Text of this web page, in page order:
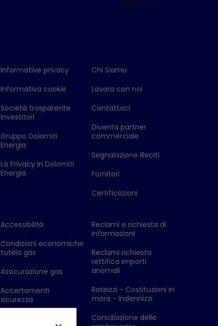
Informative privacy
Informativa cookie
Società trasparente
Investitori
Gruppo Dolomiti
Energia
La Privacy in Dolomiti
Energia
Chi Siamo
Lavora con noi
Contattaci
Diventa partner
commerciale
Segnalazione Illeciti
Fornitori
Certificazioni
Accessibilità
Condizioni economiche
tutela gas
Assicurazione gas
Accertamenti
sicurezza
Reclami e richiesta di
informazioni
Reclami richiesta
rettifica importi
anomali
Rateizzi - Costituzioni in
mora - Indennizzi
Conciliazione delle